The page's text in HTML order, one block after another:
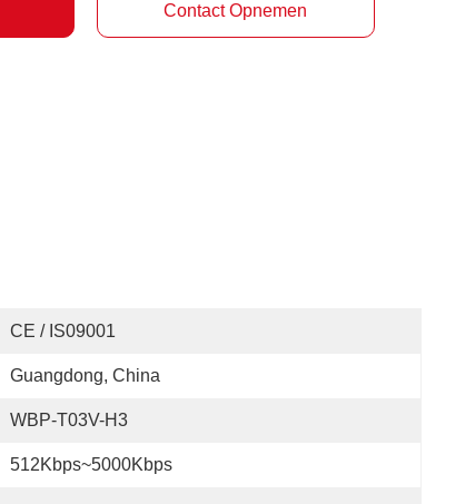
Contact Opnemen
CE / IS09001
Guangdong, China
WBP-T03V-H3
512Kbps~5000Kbps